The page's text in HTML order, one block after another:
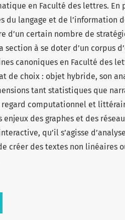
en Faculté des lettres.
du langage et de l’information
d’un certain nombre de
section à se doter d’un corpus
canoniques en Faculté des
de choix : objet hybride, son
tant statistiques que
computationnel et
enjeux des graphes et des
qu’il s’agisse
créer des textes non linéaires